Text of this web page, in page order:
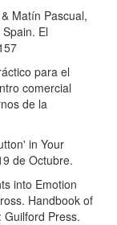
Vivat
Harkaitz
Education.
and
Matín Pascual,
El
para el
comercial
de la
in Your
de Octubre.
into Emotion
Handbook of
Guilford Press.